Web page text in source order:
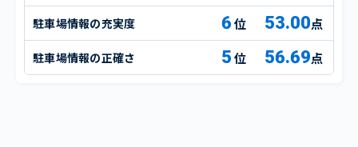
駐車場情報の充実度 6 53.00点
駐車場情報の正確さ 5 56.69点